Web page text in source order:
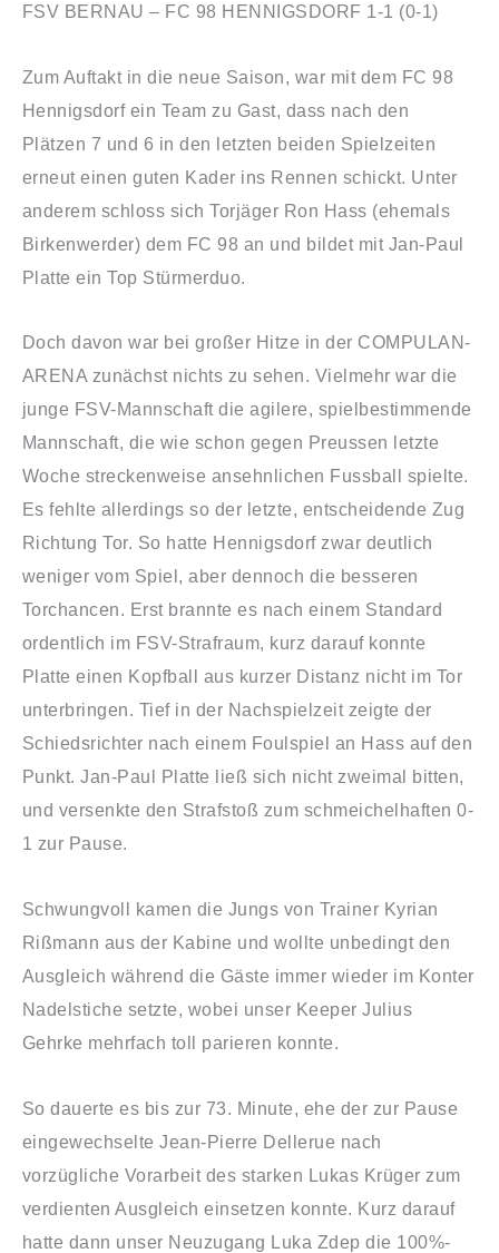
FSV BERNAU – FC 98 HENNIGSDORF 1-1 (0-1)
Zum Auftakt in die neue Saison, war mit dem FC 98
Hennigsdorf ein Team zu Gast, dass nach den
Plätzen 7 und 6 in den letzten beiden Spielzeiten
erneut einen guten Kader ins Rennen schickt. Unter
anderem schloss sich Torjäger Ron Hass (ehemals
Birkenwerder) dem FC 98 an und bildet mit Jan-Paul
Platte ein Top Stürmerduo.
Doch davon war bei großer Hitze in der COMPULAN-
ARENA zunächst nichts zu sehen. Vielmehr war die
junge FSV-Mannschaft die agilere, spielbestimmende
Mannschaft, die wie schon gegen Preussen letzte
Woche streckenweise ansehnlichen Fussball spielte.
Es fehlte allerdings so der letzte, entscheidende Zug
Richtung Tor. So hatte Hennigsdorf zwar deutlich
weniger vom Spiel, aber dennoch die besseren
Torchancen. Erst brannte es nach einem Standard
ordentlich im FSV-Strafraum, kurz darauf konnte
Platte einen Kopfball aus kurzer Distanz nicht im Tor
unterbringen. Tief in der Nachspielzeit zeigte der
Schiedsrichter nach einem Foulspiel an Hass auf den
Punkt. Jan-Paul Platte ließ sich nicht zweimal bitten,
und versenkte den Strafstoß zum schmeichelhaften 0-
1 zur Pause.
Schwungvoll kamen die Jungs von Trainer Kyrian
Rißmann aus der Kabine und wollte unbedingt den
Ausgleich während die Gäste immer wieder im Konter
Nadelstiche setzte, wobei unser Keeper Julius
Gehrke mehrfach toll parieren konnte.
So dauerte es bis zur 73. Minute, ehe der zur Pause
eingewechselte Jean-Pierre Dellerue nach
vorzügliche Vorarbeit des starken Lukas Krüger zum
verdienten Ausgleich einsetzen konnte. Kurz darauf
hatte dann unser Neuzugang Luka Zdep die 100%-